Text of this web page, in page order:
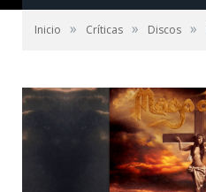
Inicio » Críticas » Discos »